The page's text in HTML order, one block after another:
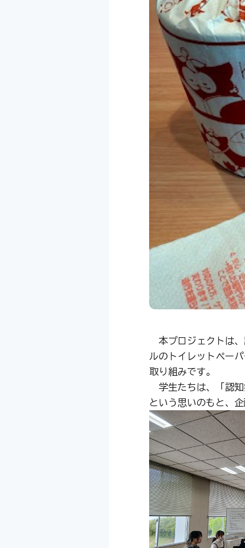
本プロジェクトは、
ルのトイレットペー
取り組みです。
学生たちは、「認知
という思いのもと、